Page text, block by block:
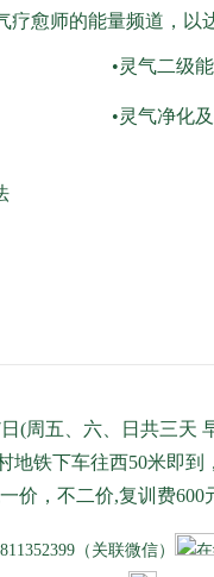
疗愈师的能量频道，
•灵气二级
•灵气净化
日(周五、六、日共三
地铁下车往西50米即
价，不二价,复训费
（关联微信）